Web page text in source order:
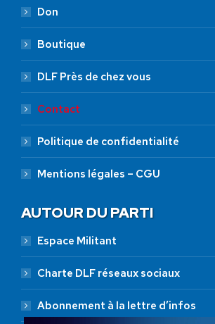
Don
Boutique
DLF Près de chez vous
Contact
Politique de confidentialité
Mentions légales – CGU
AUTOUR DU PARTI
Espace Militant
Charte DLF réseaux sociaux
Abonnement à la lettre d’infos